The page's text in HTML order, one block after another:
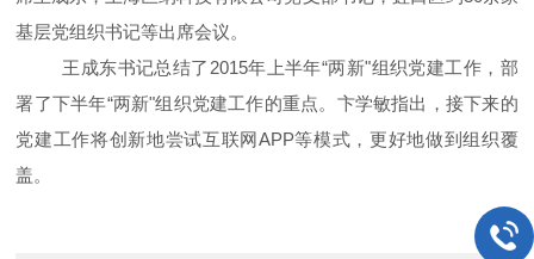
基层党组织书记等出席会议。
王成东书记总结了 2015年上半年“两新"组织党建工作，部
署了下半年“两新"组织党建工作的重点。卞学敏指出，接下来的
党建工作将创新地尝试互联网APP等模式，更好地做到组织覆
盖。